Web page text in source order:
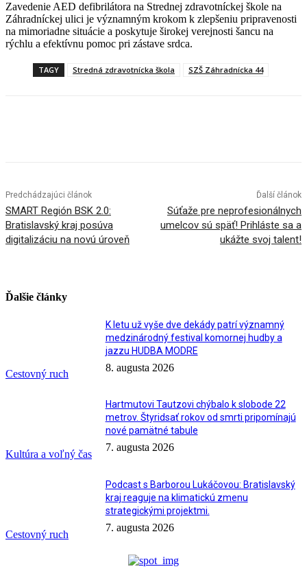
Zavedenie AED defibrilátora na Strednej zdravotníckej škole na
Záhradníckej ulici je významným krokom k zlepšeniu pripravenosti
na mimoriadne situácie a poskytuje širokej verejnosti šancu na
rýchlu a efektívnu pomoc pri zástave srdca.
TAGY Stredná zdravotnícka škola SZŠ Záhradnícka 44
Predchádzajúci článok
SMART Región BSK 2.0:
Bratislavský kraj posúva
digitalizáciu na novú úroveň
Ďalší článok
Súťaže pre neprofesionálnych
umelcov sú späť! Prihláste sa a
ukážte svoj talent!
Ďalšie články
Cestovný ruch
K letu už vyše dve dekády patrí významný
medzinárodný festival komornej hudby a
jazzu HUDBA MODRE
8. augusta 2026
Kultúra a voľný čas
Hartmutovi Tautzovi chýbalo k slobode 22
metrov. Štyridsať rokov od smrti pripomínajú
nové pamätné tabule
7. augusta 2026
Cestovný ruch
Podcast s Barborou Lukáčovou: Bratislavský
kraj reaguje na klimatickú zmenu
strategickými projektmi.
7. augusta 2026